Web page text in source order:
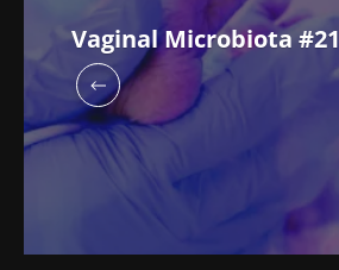
Vaginal Microbiota #21